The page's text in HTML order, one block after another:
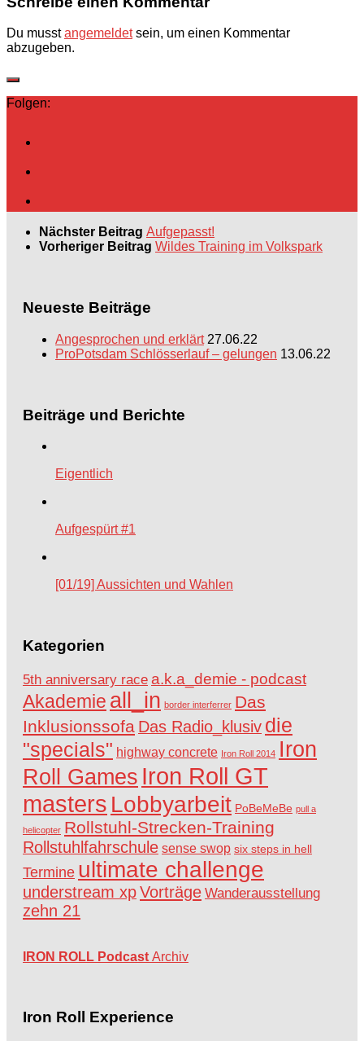
Du musstangemeldetsein, um einen Kommentar
abzugeben.
Folgen:
Nächster Beitrag Aufgepasst!
Vorheriger Beitrag Wildes Training im Volkspark
Neueste Beiträge
Angesprochen und erklärt 27.06.22
ProPotsdam Schlösserlauf – gelungen 13.06.22
Beiträge und Berichte
Eigentlich
Aufgespürt #1
[01/19] Aussichten und Wahlen
Kategorien
5th anniversary race a.k.a_demie - podcast
Akademie all_in border interferrer Das
Inklusionssofa Das Radio_klusiv die
"specials" highway concrete Iron Roll 2014 Iron
Roll Games Iron Roll GT
masters Lobbyarbeit PoBeMeBe pull a
helicopter Rollstuhl-Strecken-Training
Rollstuhlfahrschule sense swop six steps in hell
Termine ultimate challenge
understream xpVorträge Wanderausstellung
zehn 21
IRON ROLL Podcast Archiv
Iron Roll Experience